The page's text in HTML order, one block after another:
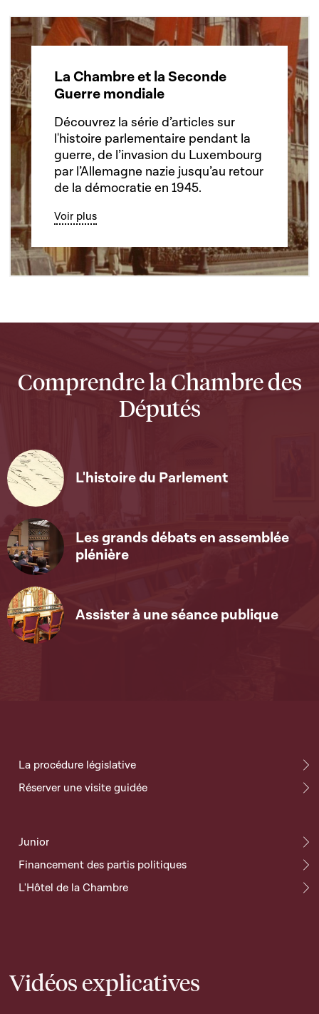
La Chambre et la Seconde
Guerre mondiale
Découvrez la série d’articles sur
l'histoire parlementaire pendant la
guerre, de l’invasion du Luxembourg
par l’Allemagne nazie jusqu’au retour
de la démocratie en 1945.
Voir plus
Comprendre la Chambre des
Députés
L'histoire du Parlement
Les grands débats en assemblée
plénière
Assister à une séance publique
La procédure législative
Réserver une visite guidée
Junior
Financement des partis politiques
L'Hôtel de la Chambre
Vidéos explicatives